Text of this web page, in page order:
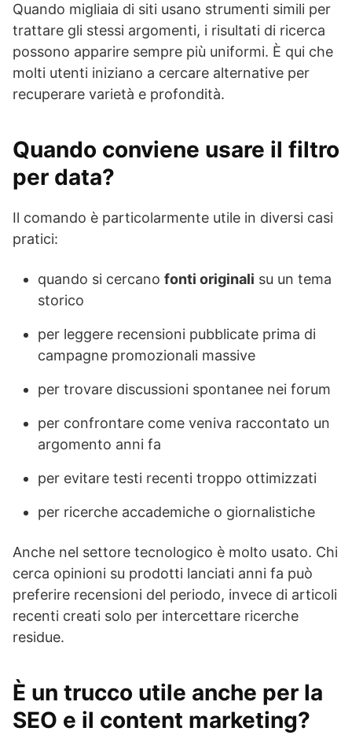
Quando migliaia di siti usano strumenti simili per
trattare gli stessi argomenti, i risultati di ricerca
possono apparire sempre più uniformi. È qui che
molti utenti iniziano a cercare alternative per
recuperare varietà e profondità.
Quando conviene usare il filtro
per data?
Il comando è particolarmente utile in diversi casi
pratici:
quando si cercano fonti originali su un tema
storico
per leggere recensioni pubblicate prima di
campagne promozionali massive
per trovare discussioni spontanee nei forum
per confrontare come veniva raccontato un
argomento anni fa
per evitare testi recenti troppo ottimizzati
per ricerche accademiche o giornalistiche
Anche nel settore tecnologico è molto usato. Chi
cerca opinioni su prodotti lanciati anni fa può
preferire recensioni del periodo, invece di articoli
recenti creati solo per intercettare ricerche
residue.
È un trucco utile anche per la
SEO e il content marketing?